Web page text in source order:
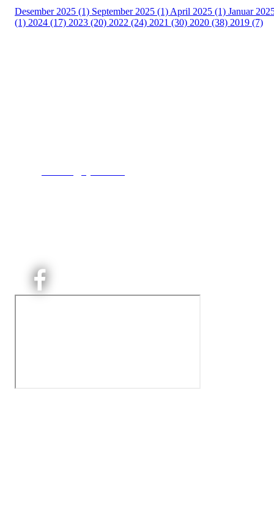
Desember 2025 (1) September 2025 (1) April 2025 (1) Januar
(1) 2024 (17) 2023 (20) 2022 (24) 2021 (30) 2020 (38) 2019 (7)